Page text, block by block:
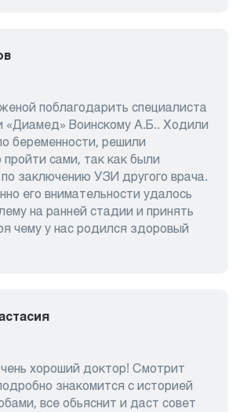
поблагодарить специалиста
«Диамед» Воинскому А.Б.. Ходили
беременности, решили
сами, так как были
заключению УЗИ другого врача.
его внимательности удалось
на ранней стадии и принять
чему у нас родился здоровый
хороший доктор! Смотрит
знакомится с историей
все обьяснит и даст совет